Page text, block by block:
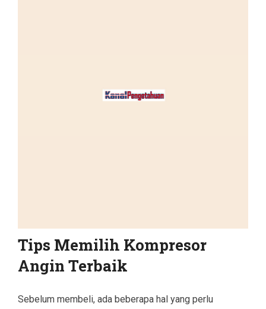
Tips Memilih Kompresor
Angin Terbaik
Sebelum membeli, ada beberapa hal yang perlu